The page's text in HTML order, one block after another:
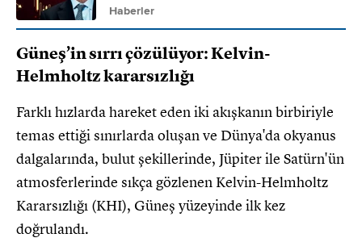
Haberler
Güneş’in sırrı çözülüyor: Kelvin-
Helmholtz kararsızlığı
Farklı hızlarda hareket eden iki akışkanın birbiriyle
temas ettiği sınırlarda oluşan ve Dünya'da okyanus
dalgalarında, bulut şekillerinde, Jüpiter ile Satürn'ün
atmosferlerinde sıkça gözlenen Kelvin-Helmholtz
Kararsızlığı (KHI), Güneş yüzeyinde ilk kez
doğrulandı.